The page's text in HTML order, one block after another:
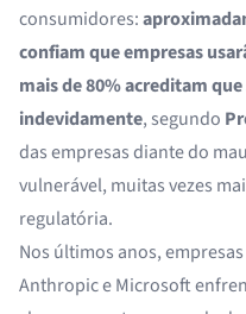
consumidores:
confiam que empresas
mais de 80% acreditam
indevidamente, segundo
das empresas diante do
vulnerável, muitas vezes
regulatória.
Nos últimos anos,
Anthropic e Microsoft